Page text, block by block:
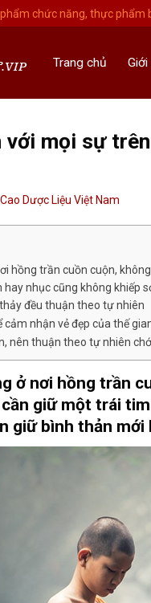
chức năng, thực phẩm
Trang chủ Giới
với mọi sự
Cao Dược Liệu Việt Nam
hồng trần cuồn cuộn,
hay nhục cũng không khiếp
đều thuận theo tự nhiên
nhận vẻ đẹp của thế
nên thuận theo tự nhiên
ở nơi hồng trần
giữ một trái
giữ bình thản